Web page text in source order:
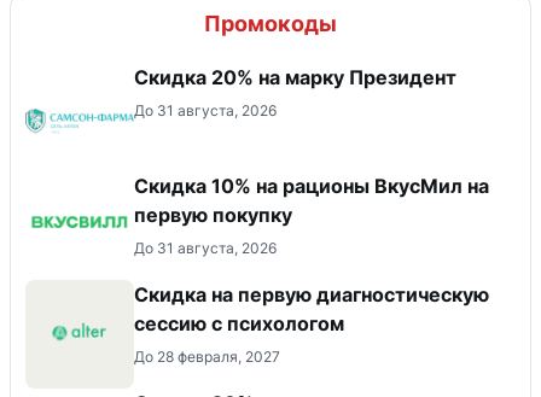
Промокоды
Скидка 20% на марку Президент
До 31 августа, 2026
Скидка 10% на рационы ВкусМил на
первую покупку
До 31 августа, 2026
Скидка на первую диагностическую
сессию с психологом
До 28 февраля, 2027